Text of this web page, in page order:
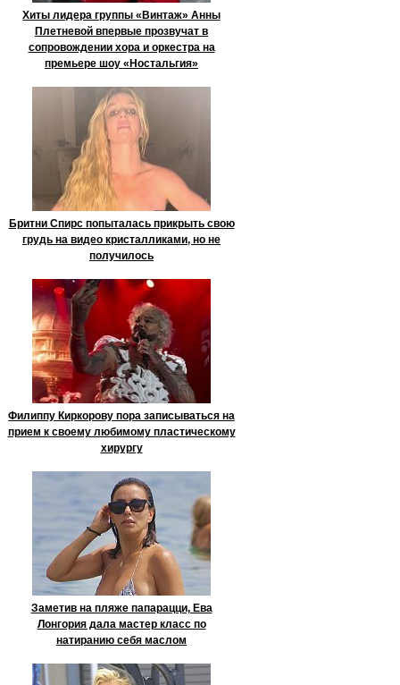
Хиты лидера группы «Винтаж» Анны
Плетневой впервые прозвучат в
сопровождении хора и оркестра на
премьере шоу «Ностальгия»
Бритни Спирс попыталась прикрыть свою
грудь на видео кристалликами, но не
получилось
Филиппу Киркорову пора записываться на
прием к своему любимому пластическому
хирургу
Заметив на пляже папарацци, Ева
Лонгория дала мастер класс по
натиранию себя маслом